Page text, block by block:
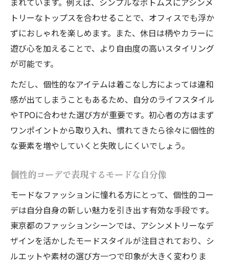
トリーなトップスを合わせることで、オフィスでも浮か
ずにおしゃれを楽しめます。また、休日は柄やカラーに
遊び心を加えることで、より自由度の高いスタイリング
が可能です。
ただし、個性的なアイテムは着こなし方によっては違和
感が出てしまうこともあるため、自分のライフスタイル
やTPOに合わせた選び方が重要です。初心者の方はまず
ワンポイントから取り入れ、慣れてきたら徐々に個性的
な要素を増やしていくと失敗しにくいでしょう。
個性的コーデで表現するモードな自分像
モードなファッションに憧れる方にとって、個性的コー
デは自分自身の新しい魅力を引き出す有効な手段です。
東京都のファッションシーンでは、アシンメトリーなデ
ザインを活かしたモードスタイルが注目されており、シ
ルエットや素材の選び方一つで印象が大きく変わりま